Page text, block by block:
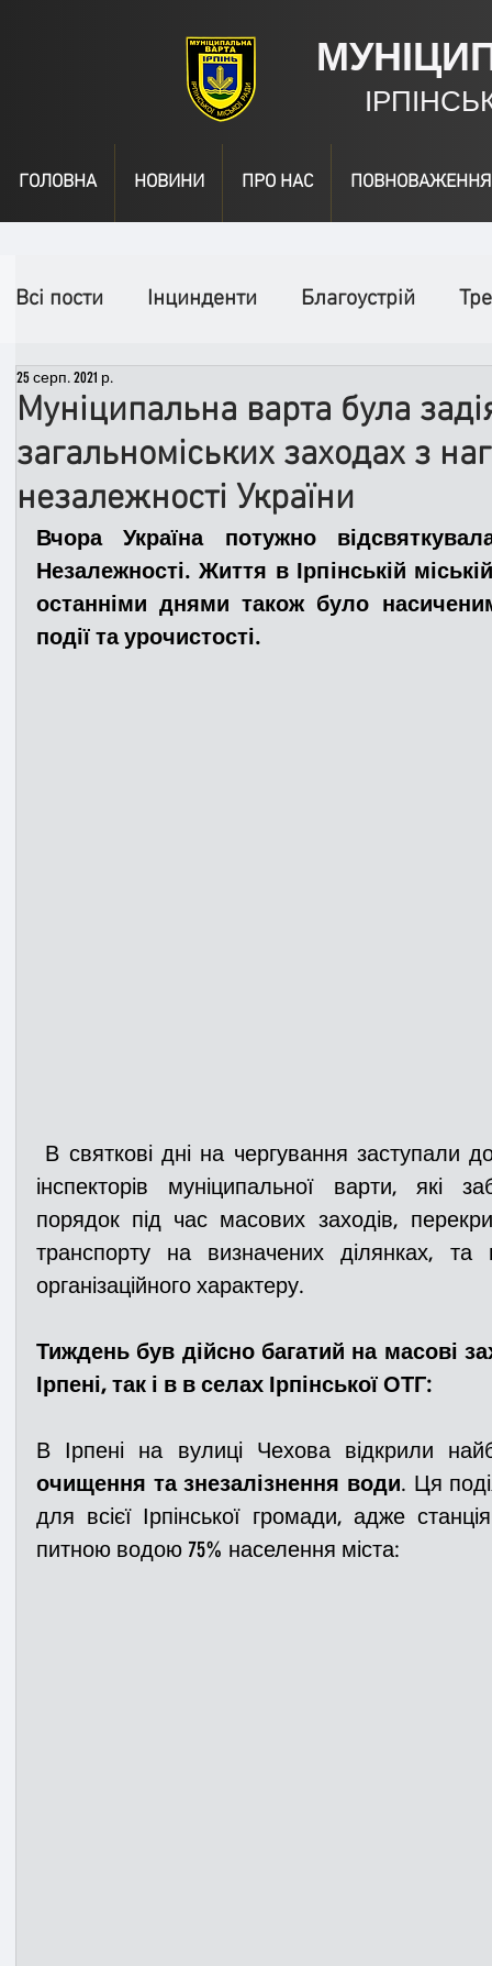
ГОЛОВНА НОВИНИ ПРО НАС ПОВНОВАЖЕННЯ
Всі пости Інцинденти Благоустрій
День народження
Надзвичайні заходи
Медицина Новини ДТП
Адмінпротокол Свята
Муніципальна варта була
загальноміських заходах з
незалежності України
25 серп. 2021 р.
Вчора Україна потужно
Незалежності. Життя в Ірпінській
останніми днями також було
події та урочистості.
інспекторів муніципальної варти, які
порядок під час масових заходів,
транспорту на визначених ділянках,
організаційного характеру.
Тиждень був дійсно багатий на масові
Ірпені, так і в в селах Ірпінської ОТГ:
В Ірпені на вулиці Чехова відкрили
очищення та знезалізнення води. Ця
для всієї Ірпінської громади, адже
питною водою 75% населення міста: